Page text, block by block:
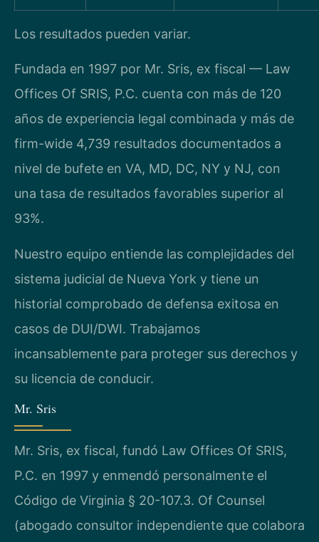
Los resultados pueden variar.
Fundada en 1997 por Mr. Sris, ex fiscal — Law
Offices Of SRIS, P.C. cuenta con más de 120
años de experiencia legal combinada y más de
firm-wide 4,739 resultados documentados a
nivel de bufete en VA, MD, DC, NY y NJ, con
una tasa de resultados favorables superior al
93%.
Nuestro equipo entiende las complejidades del
sistema judicial de Nueva York y tiene un
historial comprobado de defensa exitosa en
casos de DUI/DWI. Trabajamos
incansablemente para proteger sus derechos y
su licencia de conducir.
Mr. Sris
Mr. Sris, ex fiscal, fundó Law Offices Of SRIS,
P.C. en 1997 y enmendó personalmente el
Código de Virginia § 20-107.3. Of Counsel
(abogado consultor independiente que colabora